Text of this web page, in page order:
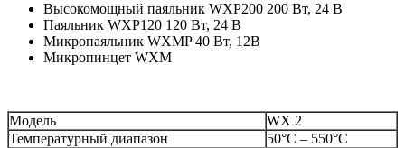
Высокомощный паяльник WXP200 200 Вт, 24 В
Паяльник WXP120 120 Вт, 24 В
Микропаяльник WXMP 40 Вт, 12В
Микропинцет WXM
Модель
WX 2
Температурный диапазон
50°C – 550°C